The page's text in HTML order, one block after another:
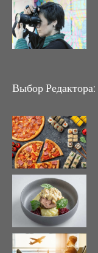
Выбор Редактора: